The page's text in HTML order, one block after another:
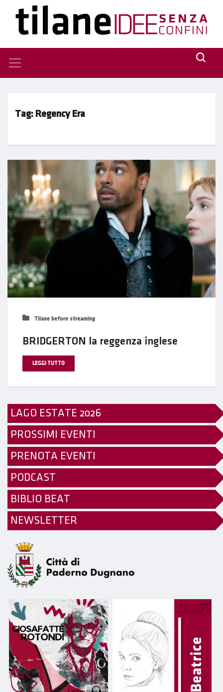
Tag: Regency Era
Tilane before streaming
BRIDGERTON la reggenza inglese
LEGGI TUTTO
LAGO ESTATE 2026
PROSSIMI EVENTI
PRENOTA EVENTI
PODCAST
BIBLIO BEAT
NEWSLETTER